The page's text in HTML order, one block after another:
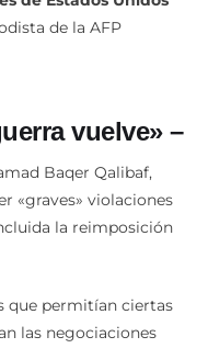
de la AFP
vuelve» –
Baqer Qalibaf,
«graves» violaciones
la reimposición
que permitían ciertas
las negociaciones